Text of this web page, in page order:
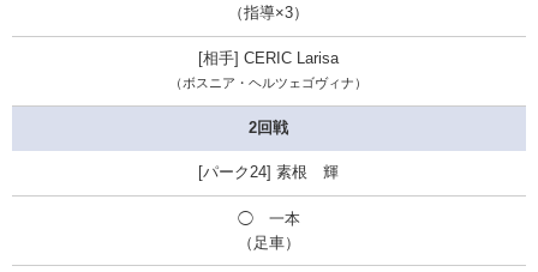
（指導×3）
CERIC Larisa
（ボスニア・ヘルツェゴヴィナ）
2回戦
素根 輝
◯ 一本
（足車）